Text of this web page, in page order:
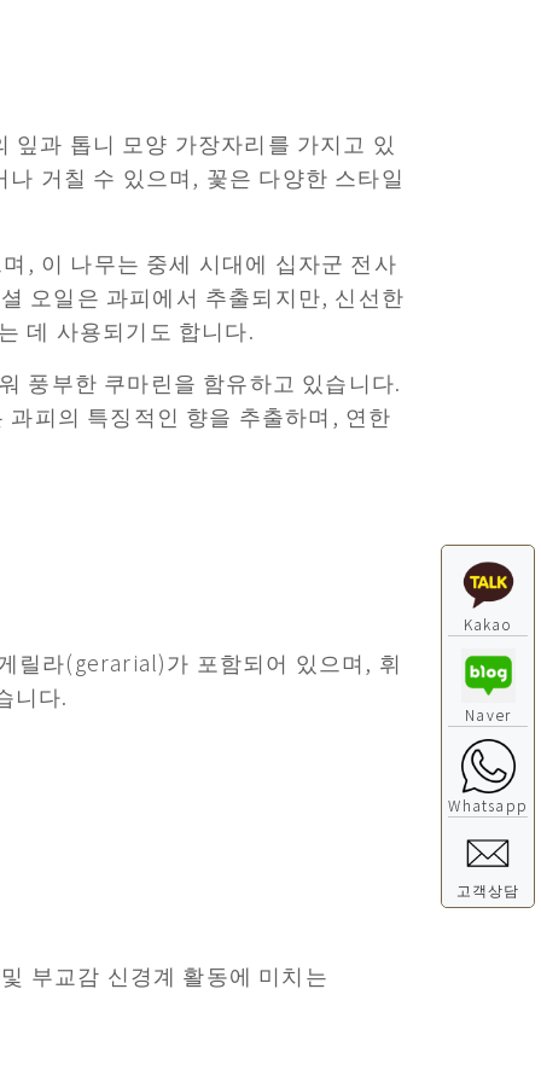
과 톱니 모양 가장자리를 가지고 있
거칠 수 있으며, 꽃은 다양한 스타일
, 이 나무는 중세 시대에 십자군 전사
오일은 과피에서 추출되지만, 신선한
데 사용되기도 합니다.
풍부한 쿠마린을 함유하고 있습니다.
피의 특징적인 향을 추출하며, 연한
릴라(gerarial)가 포함되어 있으며, 휘
니다.
부교감 신경계 활동에 미치는
Kakao
Naver
Whatsapp
고객상담